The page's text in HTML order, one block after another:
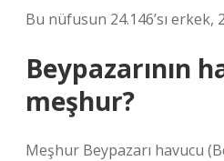
Bu nüfusun 24.146’sı erkek,
Beypazarının
meşhur?
Meşhur Beypazarı havucu